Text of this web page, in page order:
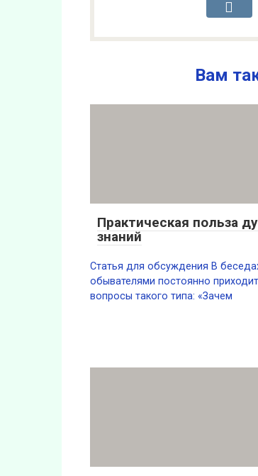
Вам
Практическая польза
знаний
Статья для обсуждения В
обывателями постоянно
вопросы такого типа: «Зачем